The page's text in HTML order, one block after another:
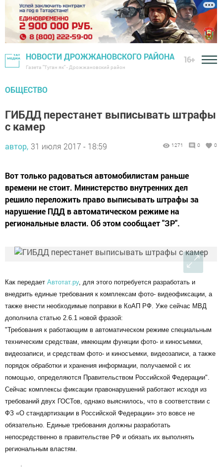
НОВОСТИ ДРОЖЖАНОВСКОГО РАЙОНА
Газета "Туган як" - Дрожжановский район
16+
ОБЩЕСТВО
ГИБДД перестанет выписывать штрафы
с камер
автор, 31 июля 2017 - 18:59 1271 0 0
Вот только радоваться автомобилистам раньше
времени не стоит. Министерство внутренних дел
решило переложить право выписывать штрафы за
нарушение ПДД в автоматическом режиме на
региональные власти. Об этом сообщает "ЗР".
Как передает Автотат.ру, для этого потребуется разработать и
внедрить единые требования к комплексам фото- видеофиксации, а
также внести необходимые поправки в КоАП РФ. Уже сейчас МВД
дополнила статью 2.6.1 новой фразой:
"Требования к работающим в автоматическом режиме специальным
техническим средствам, имеющим функции фото- и киносъемки,
видеозаписи, и средствам фото- и киносъемки, видеозаписи, а также
порядок обработки и хранения информации, получаемой с их
помощью, определяются Правительством Российской Федерации".
Сейчас комплексы фиксации правонарушений работают исходя из
требований двух ГОСТов, однако выяснилось, что в соответствии с
ФЗ «О стандартизации в Российской Федерации» это вовсе не
обязательно. Единые требования должны разработать
непосредственно в правительстве РФ и обязать их выполнять
региональным властям.